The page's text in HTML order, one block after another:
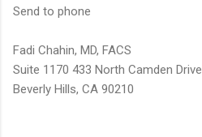
Send to phone
Fadi Chahin, MD, FACS
Suite 1170 433 North Camden Drive
Beverly Hills, CA 90210